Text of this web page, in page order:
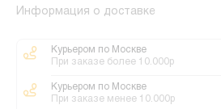
Информация о доставке
Курьером по Москве
При заказе более 10.000р
Курьером по Москве
При заказе менее 10.000р